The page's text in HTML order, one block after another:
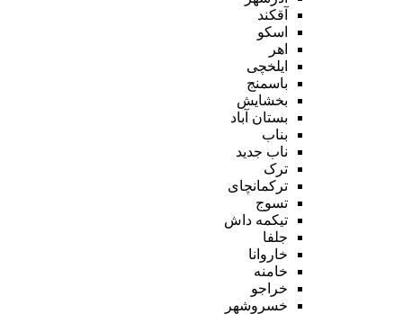
آقکند
اسکو
اهر
ایلخچی
باسمنج
بخشایش
بستان آباد
بناب
ناب جدید
ترک
ترکمانچای
تسوج
تیکمه داش
جلفا
خاروانا
خامنه
خراجو
خسروشهر